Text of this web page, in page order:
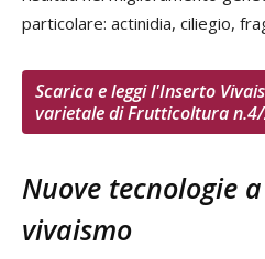
particolare: actinidia, ciliegio,
Scarica e leggi l'Inserto
varietale di Frutticoltura
Nuove tecnologie
vivaismo